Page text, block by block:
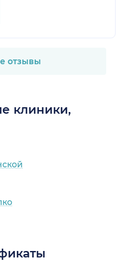
отзывы
клиники,